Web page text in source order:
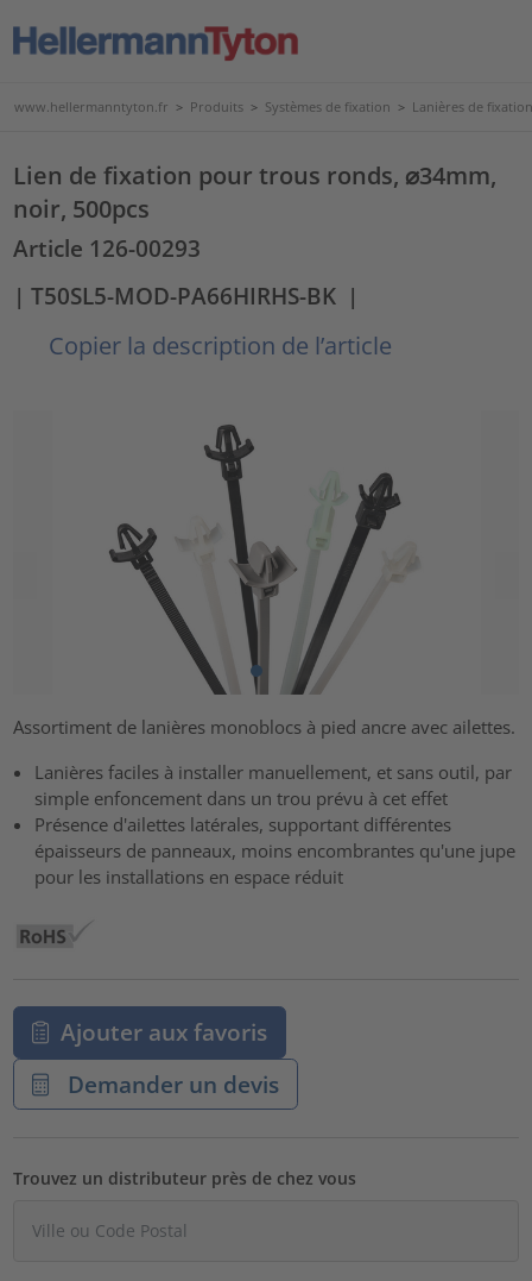
www.hellermanntyton.fr > Produits > Systèmes de fixation > Lanières de fixation
Lien de fixation pour trous ronds, ⌀34mm,
noir, 500pcs
Article 126-00293
| T50SL5-MOD-PA66HIRHS-BK |
Copier la description de l’article
Assortiment de lanières monoblocs à pied ancre avec ailettes.
Lanières faciles à installer manuellement, et sans outil, par
simple enfoncement dans un trou prévu à cet effet
Présence d'ailettes latérales, supportant différentes
épaisseurs de panneaux, moins encombrantes qu'une jupe
pour les installations en espace réduit
Ajouter aux favoris
Demander un devis
Trouvez un distributeur près de chez vous